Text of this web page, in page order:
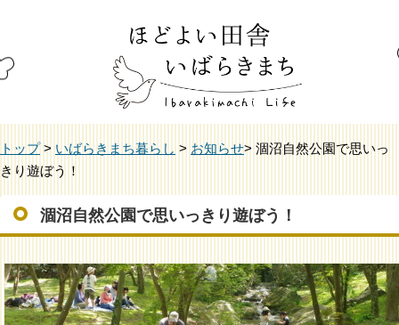
トップ> いばらきまち暮らし > お知らせ> 涸沼自然公園で思いっ
きり遊ぼう！
涸沼自然公園で思いっきり遊ぼう！